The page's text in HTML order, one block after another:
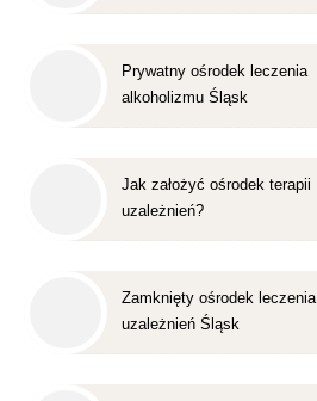
Prywatny ośrodek leczenia
alkoholizmu Śląsk
Jak założyć ośrodek terapii
uzależnień?
Zamknięty ośrodek leczenia
uzależnień Śląsk